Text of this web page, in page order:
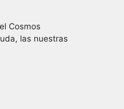
Cosmos
las nuestras